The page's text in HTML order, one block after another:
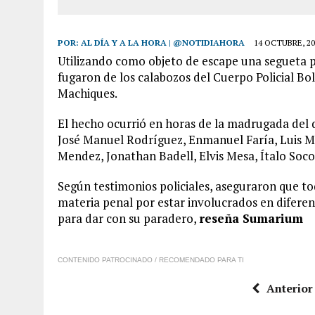
POR: AL DÍA Y A LA HORA | @NOTIDIAHORA 14 OCTUBRE,
Utilizando como objeto de escape una segueta
fugaron de los calabozos del Cuerpo Policial
Machiques.
El hecho ocurrió en horas de la madrugada
José Manuel Rodríguez, Enmanuel Faría, Luis
Mendez, Jonathan Badell, Elvis Mesa, Ítalo
Según testimonios policiales, aseguraron que
materia penal por estar involucrados en
para dar con su paradero, reseña Sumarium
CONTENIDO PATROCINADO / RECOMENDADO PARA TI
Anterior